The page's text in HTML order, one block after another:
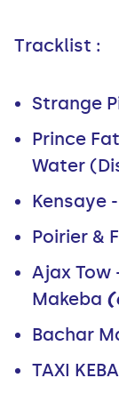
Tracklist :
Strange
Prince
Water
Kensaye
Poirier &
Ajax Tow
Makeba
Bachar
TAXI